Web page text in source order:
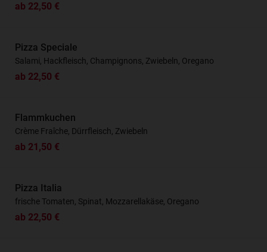
ab 22,50 €
Pizza Speciale
Salami, Hackfleisch, Champignons, Zwiebeln, Oregano
ab 22,50 €
Flammkuchen
Crème Fraîche, Dürrfleisch, Zwiebeln
ab 21,50 €
Pizza Italia
frische Tomaten, Spinat, Mozzarellakäse, Oregano
ab 22,50 €